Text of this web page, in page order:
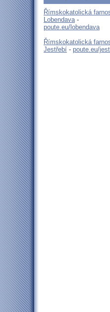
Římskokatolická
Lobendava-
poute.eu/lobendava
Římskokatolická
Jestřebí - poute.eu/